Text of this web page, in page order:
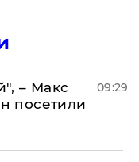
– Макс
посетили
09:29